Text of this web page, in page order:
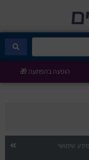
הופעה בהפתעה 🎁
שימושי